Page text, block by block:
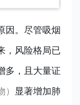
因。尽管吸烟
，风险格局已
多，且大量证
显著增加肺